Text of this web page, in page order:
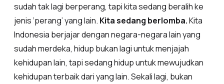
sudah tak lagi berperang, tapi kita sedang beralih ke
jenis ‘perang’ yang lain. Kita sedang berlomba.Kita
Indonesia berjajar dengan negara-negara lain yang
sudah merdeka, hidup bukan lagi untuk menjajah
kehidupan lain, tapi sedang hidup untuk mewujudkan
kehidupan terbaik dari yang lain. Sekali lagi, bukan